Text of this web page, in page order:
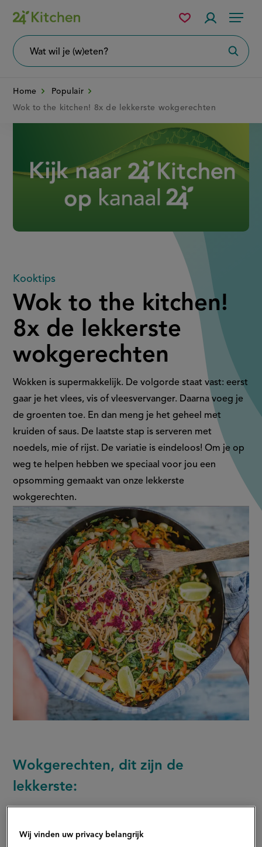
Overslaan
en
naar
gaan
Menu
wil
Mijn
bewaarde
Home
Populair
Wok to the kitchen! 8x de lekkerste wokgerechten
Wok
to
the
kitchen!
8x
de
lekkerste
wokgerechten
Kooktips
Wok to the kitchen!
8x de lekkerste
wokgerechten
Wokken is supermakkelijk. De volgorde staat vast: eerst
gaar je het vlees, vis of vleesvervanger. Daarna voeg je
de groenten toe. En dan meng je het geheel met
kruiden of saus. De laatste stap is serveren met
noedels, mie of rijst. De variatie is eindeloos! Om je op
weg te helpen hebben we speciaal voor jou een
opsomming gemaakt van onze lekkerste
wokgerechten.
Wokgerechten, dit zijn de
lekkerste:
Wij vinden uw privacy belangrijk